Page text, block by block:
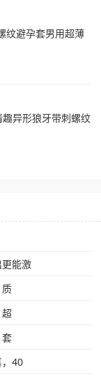
纹避孕套男用超薄
异形狼牙带刺螺纹
能激
，40